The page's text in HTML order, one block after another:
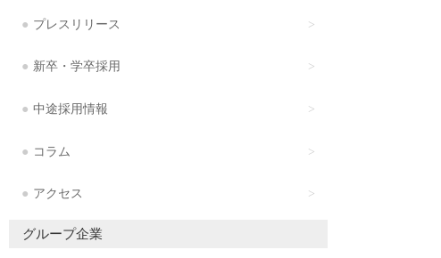
プレスリリース
新卒・学卒採用
中途採用情報
コラム
アクセス
グループ企業